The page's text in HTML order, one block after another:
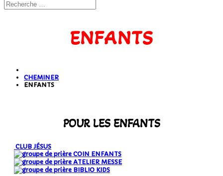
ENFANTS
CHEMINER
ENFANTS
POUR LES ENFANTS
CLUB JÉSUS
COIN ENFANTS
ATELIER MESSE
BIBLIO KIDS